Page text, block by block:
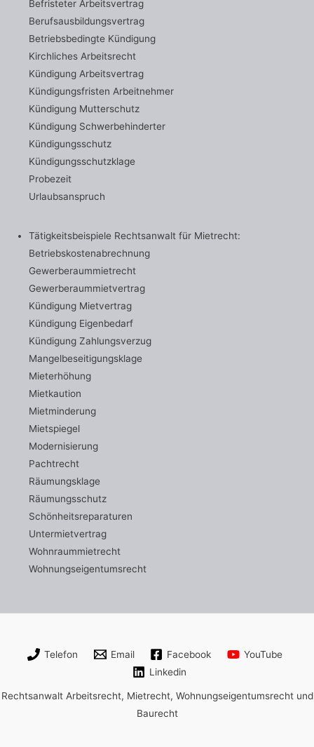
Befristeter Arbeitsvertrag
Berufsausbildungsvertrag
Betriebsbedingte Kündigung
Kirchliches Arbeitsrecht
Kündigung Arbeitsvertrag
Kündigungsfristen Arbeitnehmer
Kündigung Mutterschutz
Kündigung Schwerbehinderter
Kündigungsschutz
Kündigungsschutzklage
Probezeit
Urlaubsanspruch
Tätigkeitsbeispiele Rechtsanwalt für Mietrecht:
Betriebskostenabrechnung
Gewerberaummietrecht
Gewerberaummietvertrag
Kündigung Mietvertrag
Kündigung Eigenbedarf
Kündigung Zahlungsverzug
Mangelbeseitigungsklage
Mieterhöhung
Mietkaution
Mietminderung
Mietspiegel
Modernisierung
Pachtrecht
Räumungsklage
Räumungsschutz
Schönheitsreparaturen
Untermietvertrag
Wohnraummietrecht
Wohnungseigentumsrecht
Telefon Email Facebook
YouTube
Linkedin
Rechtsanwalt Arbeitsrecht, Mietrecht, Wohnungseigentumsrecht und
Baurecht